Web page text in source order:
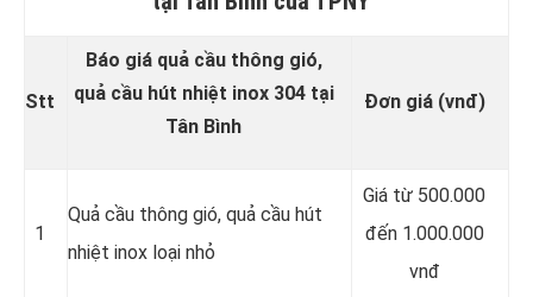
Stt
Báo giá quả cầu thông gió,
quả cầu hút nhiệt inox 304 tại
Tân Bình
Đơn giá (vnđ)
1
Quả cầu thông gió, quả cầu hút
nhiệt inox loại nhỏ
Giá từ 500.000
đến 1.000.000
vnđ